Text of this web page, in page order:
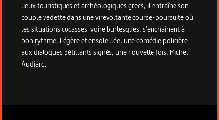
lieux touristiques et archéologiques grecs, il entraîne son
couple vedette dans une virevoltante course-poursuite où
les situations cocasses, voire burlesques, s’enchaînent à
bon rythme. Légère et ensoleillée, une comédie policière
aux dialogues pétillants signés, une nouvelle fois, Michel
Audiard.